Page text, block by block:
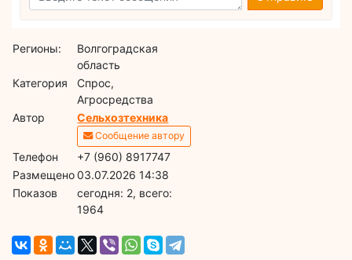
Регионы:
Волгоградская
область
Категория
Спрос,
Агросредства
Автор
Сельхозтехника
Сообщение автору
Телефон
+7 (960) 8917747
Размещено03.07.2026 14:38
Показов
cегодня: 2, всего:
1964